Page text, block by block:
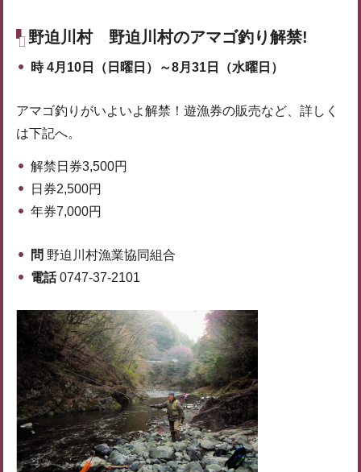
野迫川村 野迫川村のアマゴ釣り解禁!
時 4月10日（日曜日）～8月31日（水曜日）
アマゴ釣りがいよいよ解禁！遊漁券の販売など、詳しく
は下記へ。
解禁日券3,500円
日券2,500円
年券7,000円
問 野迫川村漁業協同組合
電話0747-37-2101